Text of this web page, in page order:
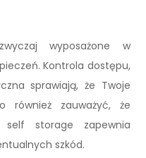
wyposażone w
Kontrola dostępu,
sprawiają, że Twoje
również zauważyć, że
storage zapewnia
szkód.